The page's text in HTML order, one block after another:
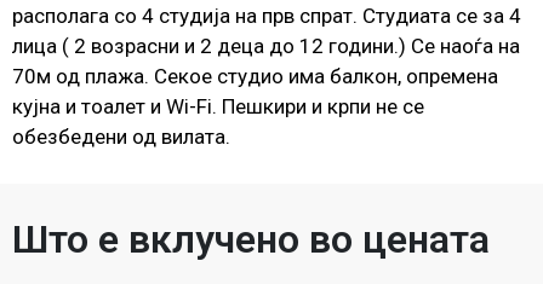
располага со 4 студија на прв спрат. Студиата се за 4
лица ( 2 возрасни и 2 деца до 12 години.) Се наоѓа на
70м од плажа. Секое студио има балкон, опремена
кујна и тоалет и Wi-Fi. Пешкири и крпи не се
обезбедени од вилата.
Што е вклучено во цената